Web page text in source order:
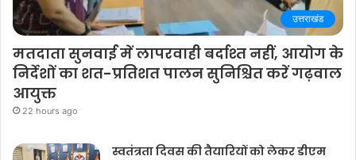
उत्तराखंड
मतदाता सुनवाई में लापरवाही बर्दाश्त नहीं, आयोग के
निर्देशों का शत-प्रतिशत पालन सुनिश्चित करें गढ़वाल
आयुक्त
22 hours ago
स्वतंत्रता दिवस की तैयारियों को लेकर डीएम